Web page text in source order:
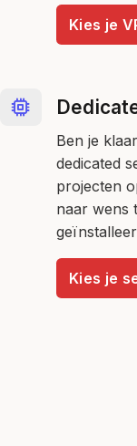
Kies je
Ben je
dedicated
projecten
naar wens
Kies je